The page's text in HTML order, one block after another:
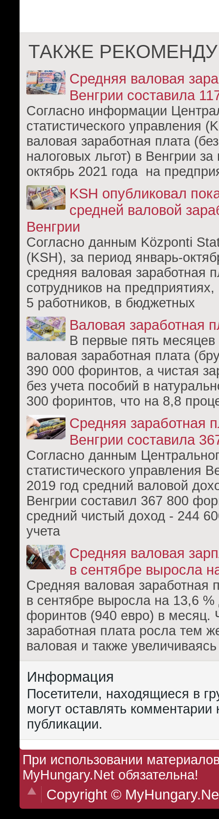
ТАКЖЕ
Средняя валовая
Венгрии составила
Согласно информации
статистического управления
валовая заработная плата
налоговых льгот) в Венгрии
октябрь 2021 года на
KSH опубликовал
средней валовой
Венгрии
Согласно данным Központi
(KSH), за период январь-
средняя валовая заработная
сотрудников на
5 работников, в бюджетных
Валовая заработная
В первые пять месяцев
валовая заработная плата
390 000 форинтов, а чистая
без учета пособий в
300 форинтов, что на 8,8
Средняя заработная
Венгрии составила
Согласно данным
статистического управления
2019 год средний валовой
Венгрии составил 367 800
средний чистый доход - 244
учета
Средняя валовая
в сентябре выросла
Средняя валовая заработная
в сентябре выросла на 13,6
форинтов (940 евро) в месяц.
заработная плата росла тем
валовая и также
Информация
Посетители, находящиеся в
могут оставлять комментарии
публикации.
При использовании
MyHungary.Net обязательна!
Copyright ©